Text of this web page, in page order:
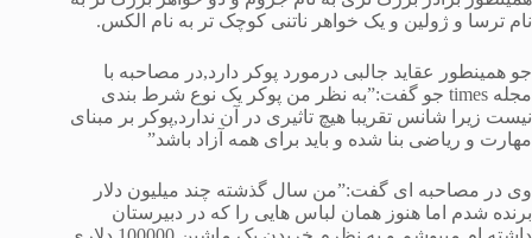
نام ترسا و ژولین و یک خواهر ناتنی کوچک تر به نام الکس.
جو همینطور عقاید جالبی درمورد پوکر دارد,در مصاحبه با
مجله times جو گفت:”به نظر من پوکر یک نوع شرط بندی
نیست زیرا شانس تقریبا هیچ تاثیری در آن ندارد,پوکر بر مبنای
مهارت و ریاضی بنا شده و باید برای همه آزاد باشد”
وی در مصاحبه ای گفت:”من سال گذشته چند میلیون دلار
برنده شدم اما هنوز همان لباس هایی را که در دبیرستان